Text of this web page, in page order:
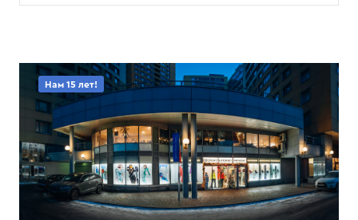
Нам 15 лет!